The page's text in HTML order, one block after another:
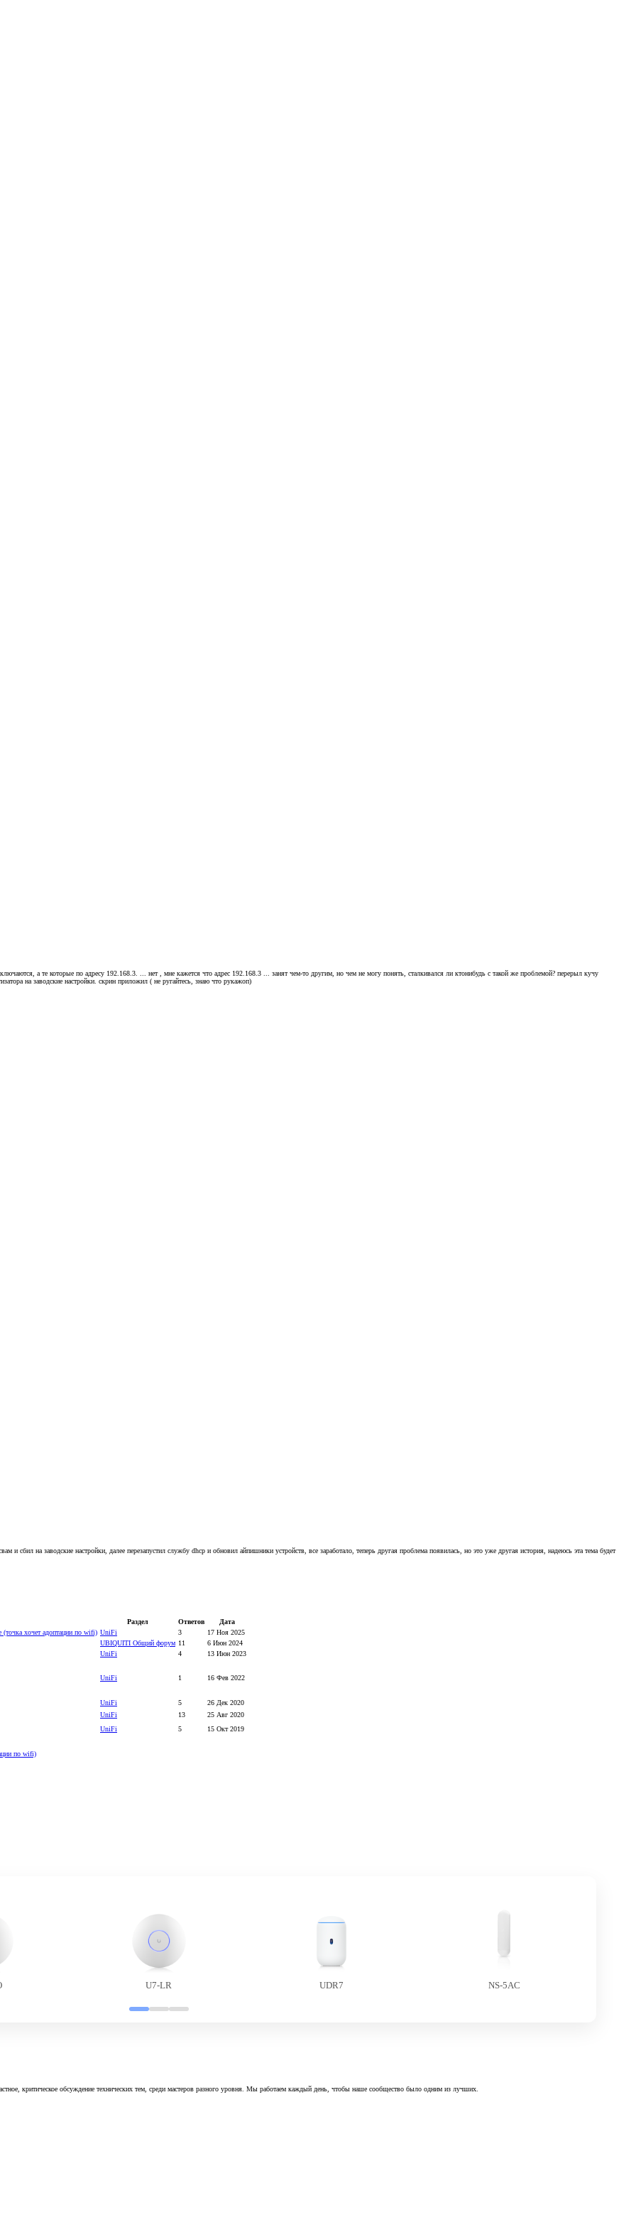
а те которые по адресу 192.168.3. ... нет , мне кажется что адрес 192.168.3 ... занят чем-то другим, но чем не могу понять, сталкивался ли ктонибудь с такой же проблемой? перерыл кучу
на заводские настройки. скрин приложил ( не ругайтесь, знаю что рукажоп)
сбил на заводские настройки, далее перезапустил службу dhcp и обновил айпишники устройств, все заработало, теперь другая проблема появилась, но это уже другая история, надеюсь эта тема будет
Раздел Ответов
Дата
хочет адоптации по wifi) UniFi 3
17 Ноя 2025
UBIQUITI Общий форум 11
6 Июн 2024
UniFi 4 13 Июн 2023
UniFi 1 16 Фев 2022
UniFi 5
26 Дек 2020
UniFi 13
25 Авг 2020
UniFi 5
15 Окт 2019
по wifi)
U7-LR UDR7 NS-5AC
критическое обсуждение технических тем, среди мастеров разного уровня. Мы работаем каждый день, чтобы наше сообщество было одним из лучших.